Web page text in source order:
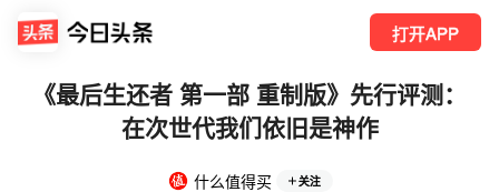
打开APP
《最后生还者 第一部 重制版》先行评测：
在次世代我们依旧是神作
什么值得买 关注